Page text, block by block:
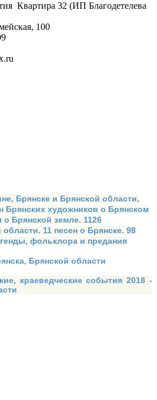
Квартира 32 (ИП Благодетелева
100
Брянске и Брянской области,
Брянских художников о Брянском
о Брянской земле. 1126
11 песен о Брянске. 98
фольклора и предания
Брянской области
краеведческие события 2018 -